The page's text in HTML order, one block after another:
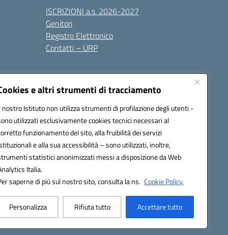
e altri strumenti di tracciamento
nostro Istituto non utilizza strumenti di profilazione degli utenti -
utilizzati esclusivamente cookies tecnici necessari al
funzionamento del sito, alla fruibilità dei servizi
e alla sua accessibilità – sono utilizzati, inoltre,
statistici anonimizzati messi a disposizione da Web
Italia.
saperne di più sul nostro sito, consulta la ns. Cookie Policy.
Personalizza Rifiuta tutto Accettare tutto
ISCRIZIONI a.s. 2026-2027
Genitori
Registro Elettronico
Contatti – URP